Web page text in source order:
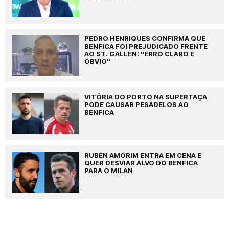
PEDRO HENRIQUES CONFIRMA QUE
BENFICA FOI PREJUDICADO FRENTE
AO ST. GALLEN: "ERRO CLARO E
ÓBVIO"
VITÓRIA DO PORTO NA SUPERTAÇA
PODE CAUSAR PESADELOS AO
BENFICA
RUBEN AMORIM ENTRA EM CENA E
QUER DESVIAR ALVO DO BENFICA
PARA O MILAN